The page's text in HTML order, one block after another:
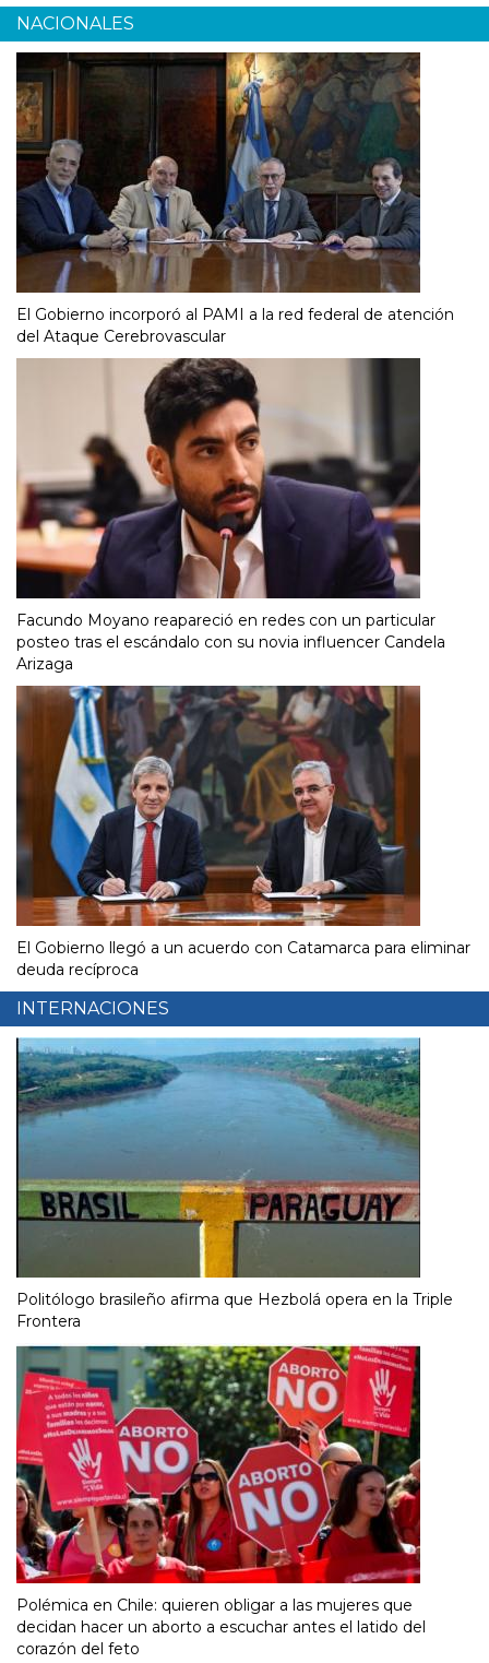
NACIONALES
El Gobierno incorporó al PAMI a la red federal de atención
del Ataque Cerebrovascular
Facundo Moyano reapareció en redes con un particular
posteo tras el escándalo con su novia influencer Candela
Arizaga
El Gobierno llegó a un acuerdo con Catamarca para eliminar
deuda recíproca
INTERNACIONES
Politólogo brasileño afirma que Hezbolá opera en la Triple
Frontera
Polémica en Chile: quieren obligar a las mujeres que
decidan hacer un aborto a escuchar antes el latido del
corazón del feto